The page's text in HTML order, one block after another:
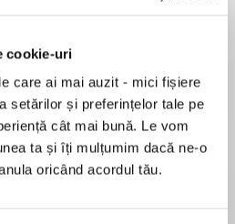
cookie-uri
care ai mai auzit - mici fișiere
setărilor și preferințelor tale pe
cât mai bună. Le vom
ta și îți mulțumim dacă ne-o
oricând acordul tău.
Hamnet Menajera
Freida McFadden